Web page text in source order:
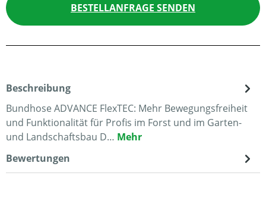
BESTELLANFRAGE SENDEN
Beschreibung
Bundhose ADVANCE FlexTEC: Mehr Bewegungsfreiheit
und Funktionalität für Profis im Forst und im Garten-
und Landschaftsbau D… Mehr
Bewertungen